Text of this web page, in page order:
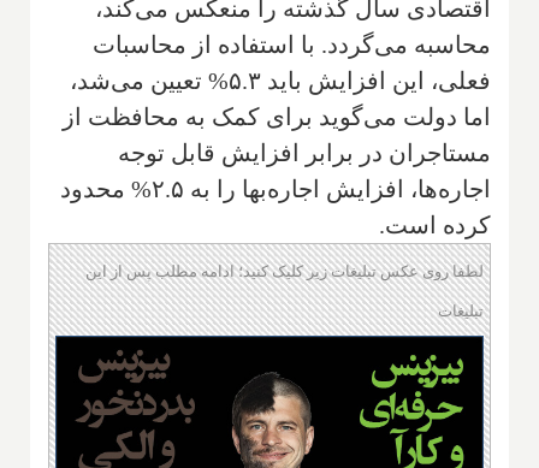
اقتصادی سال گذشته را منعکس می‌کند،
محاسبه می‌گردد. با استفاده از محاسبات
فعلی، این افزایش باید ۵.۳% تعیین می‌شد،
اما دولت می‌گوید برای کمک به محافظت از
مستاجران در برابر افزایش قابل توجه
اجاره‌ها، افزایش اجاره‌بها را به ۲.۵% محدود
کرده است.
لطفا روی عکس تبلیغات زیر کلیک کنید؛ ادامه مطلب پس از این
تبلیغات